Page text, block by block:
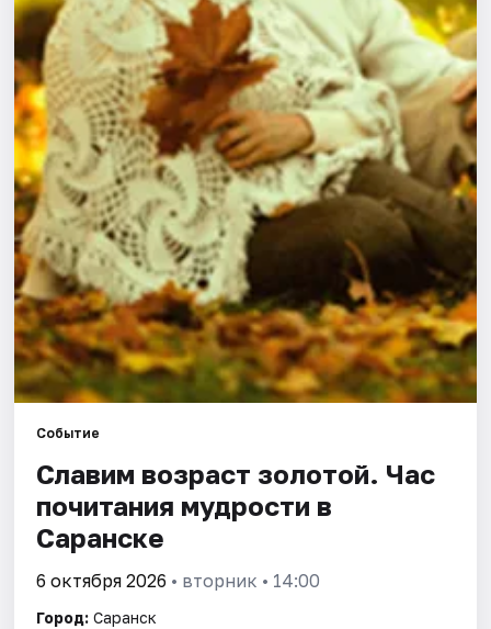
Площадки
Артисты
Рейтинги
Событие
Славим возраст золотой. Час
почитания мудрости в
Саранске
6 октября 2026 • вторник • 14:00
Город: Саранск